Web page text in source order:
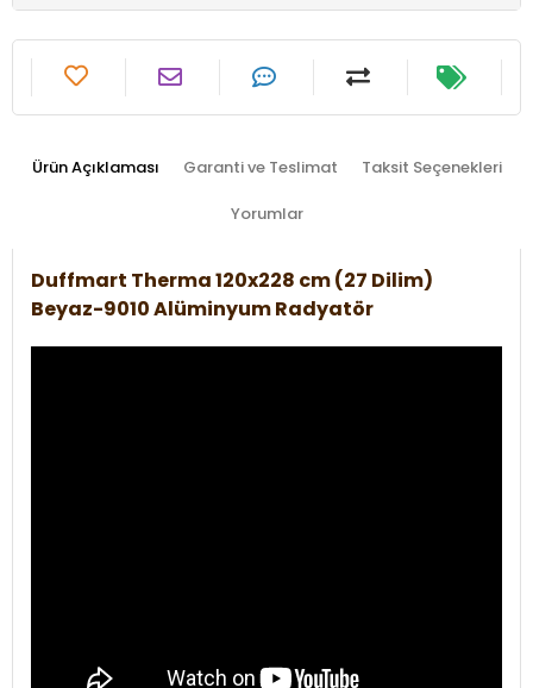
Ürün Açıklaması Garanti ve Teslimat Taksit Seçenekleri
Yorumlar
Duffmart Therma 120x228 cm (27 Dilim)
Beyaz-9010 Alüminyum Radyatör